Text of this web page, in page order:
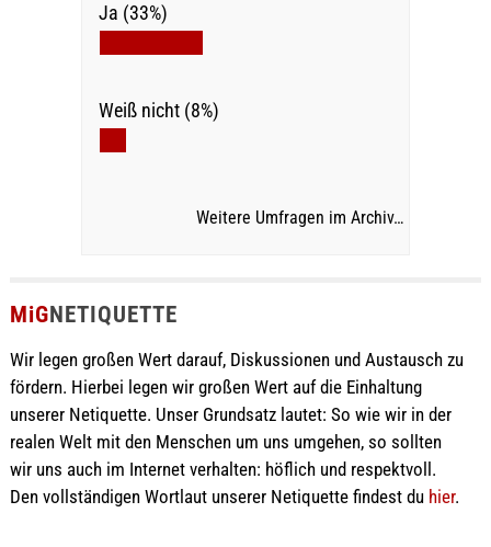
Ja (33%)
Weiß nicht (8%)
Weitere Umfragen im Archiv…
MiGNETIQUETTE
Wir legen großen Wert darauf, Diskussionen und Austausch zu
fördern. Hierbei legen wir großen Wert auf die Einhaltung
unserer Netiquette. Unser Grundsatz lautet: So wie wir in der
realen Welt mit den Menschen um uns umgehen, so sollten
wir uns auch im Internet verhalten: höflich und respektvoll.
Den vollständigen Wortlaut unserer Netiquette findest du hier.